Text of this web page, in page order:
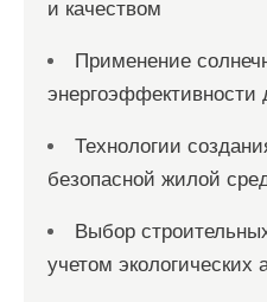
и качеством
Применение
энергоэффективности
Технологии
безопасной жилой
Выбор
учетом экологических